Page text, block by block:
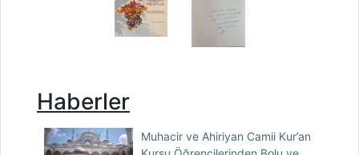
Haberler
Muhacir ve Ahiriyan Camii Kur’an